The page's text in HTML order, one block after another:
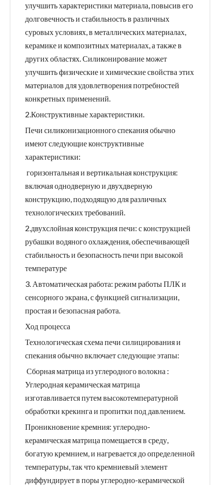
улучшить характеристики материала, повысив его
долговечность и стабильность в различных
суровых условиях, в металлических материалах,
керамике и композитных материалах, а также в
других областях. Силиконирование может
улучшить физические и химические свойства этих
материалов для удовлетворения потребностей
конкретных применений.
‌2.Конструктивные характеристики.
Печи силиконизационного спекания обычно
имеют следующие конструктивные
характеристики:
‌ горизонтальная и вертикальная конструкция:
включая однодверную и двухдверную
конструкцию, подходящую для различных
технологических требований.
‌2.‌двухслойная конструкция печи: с конструкцией
рубашки водяного охлаждения, обеспечивающей
стабильность и безопасность печи при высокой
температуре ‌
3. Автоматическая работа: режим работы ПЛК и
сенсорного экрана, с функцией сигнализации,
простая и безопасная работа.
Ход процесса
Технологическая схема печи силицирования и
спекания обычно включает следующие этапы:
‌ Сборная матрица из углеродного волокна ‌:
Углеродная керамическая матрица
изготавливается путем высокотемпературной
обработки крекинга и пропитки под давлением.
‌Проникновение кремния‌: углеродно-
керамическая матрица помещается в среду,
богатую кремнием, и нагревается до определенной
температуры, так что кремниевый элемент
диффундирует в поры углеродно-керамической